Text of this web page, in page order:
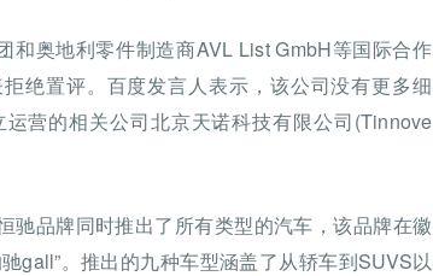
和奥地利零件制造商AVL List GmbH等国际合作
绝置评。百度发言人表示，该公司没有更多细
营的相关公司北京天诺科技有限公司(Tinnove
驰品牌同时推出了所有类型的汽车，该品牌在徽
gall”。推出的九种车型涵盖了从轿车到SUVS以